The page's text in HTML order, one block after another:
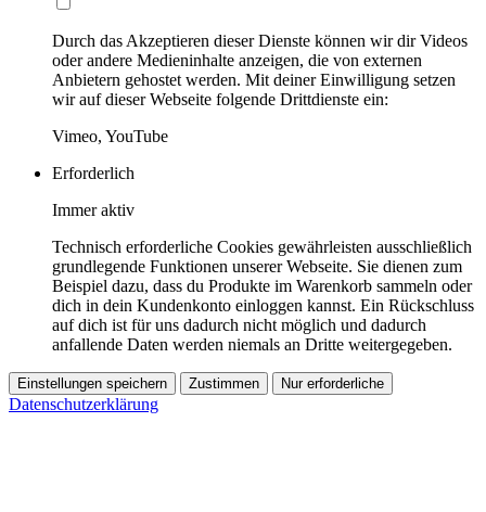
Durch das Akzeptieren dieser Dienste können wir dir Videos
oder andere Medieninhalte anzeigen, die von externen
Anbietern gehostet werden. Mit deiner Einwilligung setzen
wir auf dieser Webseite folgende Drittdienste ein:
Vimeo, YouTube
Erforderlich
Immer aktiv
Technisch erforderliche Cookies gewährleisten ausschließlich
grundlegende Funktionen unserer Webseite. Sie dienen zum
Beispiel dazu, dass du Produkte im Warenkorb sammeln oder
dich in dein Kundenkonto einloggen kannst. Ein Rückschluss
auf dich ist für uns dadurch nicht möglich und dadurch
anfallende Daten werden niemals an Dritte weitergegeben.
Einstellungen speichern Zustimmen Nur erforderliche
Datenschutzerklärung